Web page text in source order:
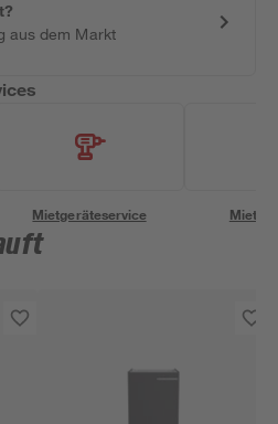
aus dem Markt
Mietgeräteservice